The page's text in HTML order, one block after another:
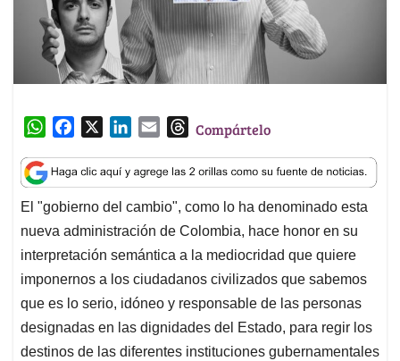
W
a
t
s
A
p
p
c
e
b
o
o
k
n
k
e
d
I
n
a
i
l
T
r
e
a
d
s
Compártelo
El "gobierno del cambio", como lo ha denominado esta
nueva administración de Colombia, hace honor en su
interpretación semántica a la mediocridad que quiere
imponernos a los ciudadanos civilizados que sabemos
que es lo serio, idóneo y responsable de las personas
designadas en las dignidades del Estado, para regir los
destinos de las diferentes instituciones gubernamentales